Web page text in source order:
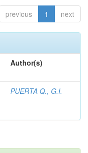
previous 1 next
Author(s)
PUERTA Q., G.I.